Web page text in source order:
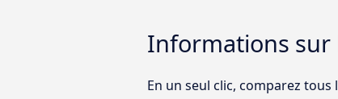
Informations sur
En un seul clic, comparez